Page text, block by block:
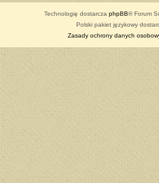
Technologię dostarcza phpBB® Forum
Polski pakiet językowy
Zasady ochrony danych